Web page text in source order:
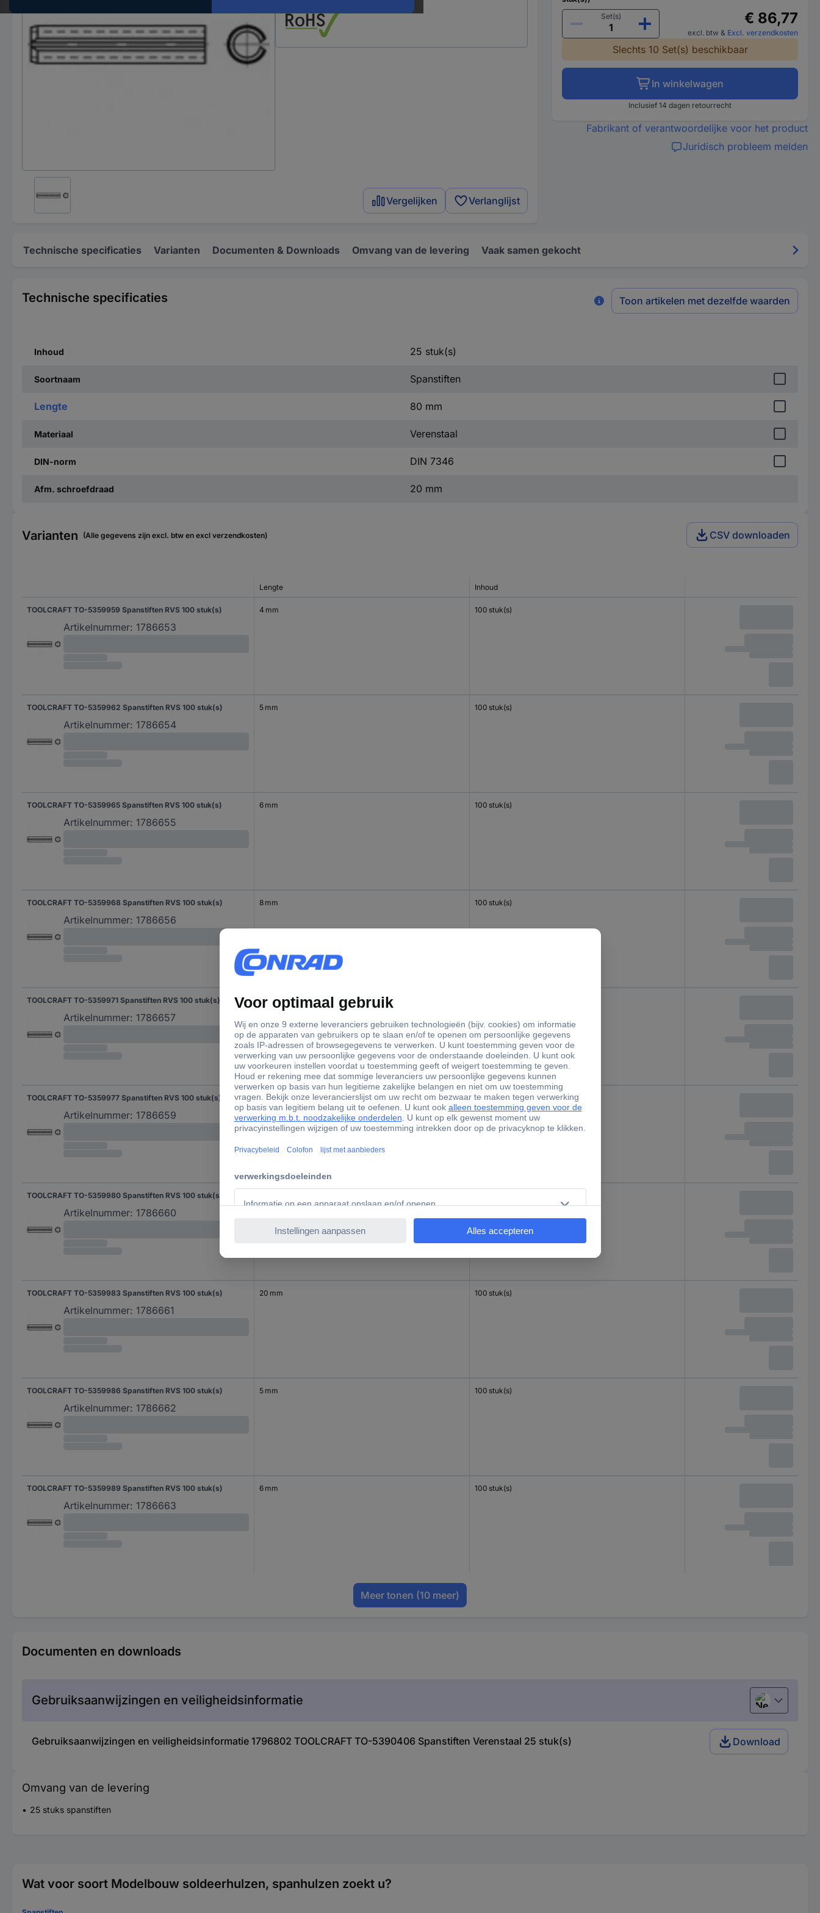
Vergelijken Verlanglijst
Set(s)
€ 86,77
excl. btw & Excl. verzendkosten
Slechts 10 Set(s) beschikbaar
In winkelwagen
Inclusief 14 dagen retourrecht
Fabrikant of verantwoordelijke voor het product
Juridisch probleem melden
Technische specificaties Varianten Documenten & Downloads Omvang van de levering Vaak samen gekocht
Technische specificaties Toon artikelen met dezelfde waarden
Inhoud 25 stuk(s)
Soortnaam Spanstiften
Lengte 80 mm
Materiaal Verenstaal
DIN-norm DIN 7346
Afm. schroefdraad 20 mm
Varianten (Alle gegevens zijn excl. btw en excl verzendkosten) CSV downloaden
Lengte Inhoud
TOOLCRAFT TO-5359959 Spanstiften RVS 100 stuk(s)
Artikelnummer: 1786653
4 mm 100 stuk(s)
TOOLCRAFT TO-5359962 Spanstiften RVS 100 stuk(s)
Artikelnummer: 1786654
5 mm 100 stuk(s)
TOOLCRAFT TO-5359965 Spanstiften RVS 100 stuk(s)
Artikelnummer: 1786655
6 mm 100 stuk(s)
TOOLCRAFT TO-5359968 Spanstiften RVS 100 stuk(s)
Artikelnummer: 1786656
8 mm 100 stuk(s)
TOOLCRAFT TO-5359971 Spanstiften RVS 100 stuk(s)
Artikelnummer: 1786657
10 mm
TOOLCRAFT TO-5359977 Spanstiften RVS 100 stuk(s)
Artikelnummer: 1786659
14 mm 100 stuk(s)
TOOLCRAFT TO-5359980 Spanstiften RVS 100 stuk(s)
Artikelnummer: 1786660
TOOLCRAFT TO-5359983 Spanstiften RVS 100 stuk(s)
Artikelnummer: 1786661
20 mm 100 stuk(s)
TOOLCRAFT TO-5359986 Spanstiften RVS 100 stuk(s)
Artikelnummer: 1786662
5 mm 100 stuk(s)
TOOLCRAFT TO-5359989 Spanstiften RVS 100 stuk(s)
Artikelnummer: 1786663
6 mm 100 stuk(s)
Meer tonen (10 meer)
Documenten en downloads
Gebruiksaanwijzingen en veiligheidsinformatie Nederlands
Gebruiksaanwijzingen en veiligheidsinformatie 1796802 TOOLCRAFT TO-5390406 Spanstiften Verenstaal 25 stuk(s) Download
Omvang van de levering
25 stuks spanstiften
Wat voor soort Modelbouw soldeerhulzen, spanhulzen zoekt u?